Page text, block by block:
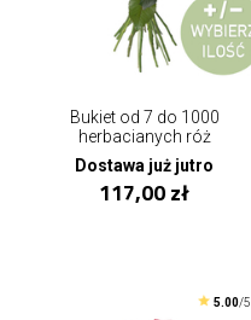
Bukiet od 7 do 1000
herbacianych róż
Dostawa już jutro
117,00 zł
5.00/5